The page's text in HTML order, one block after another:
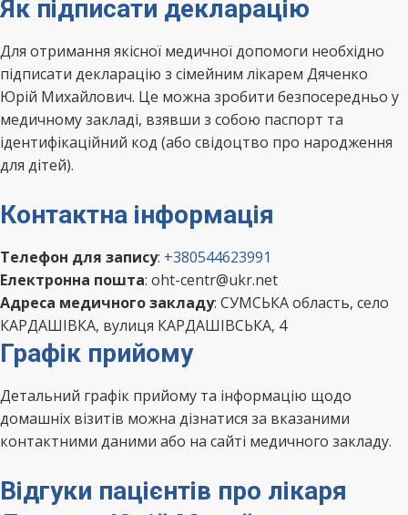
Як підписати декларацію
Для отримання якісної медичної допомоги необхідно
підписати декларацію з сімейним лікарем Дяченко
Юрій Михайлович. Це можна зробити безпосередньо у
медичному закладі, взявши з собою паспорт та
ідентифікаційний код (або свідоцтво про народження
для дітей).
Контактна інформація
Телефон для запису: +380544623991
Електронна пошта: oht-centr@ukr.net
Адреса медичного закладу: СУМСЬКА область, село
КАРДАШІВКА, вулиця КАРДАШІВСЬКА, 4
Графік прийому
Детальний графік прийому та інформацію щодо
домашніх візитів можна дізнатися за вказаними
контактними даними або на сайті медичного закладу.
Відгуки пацієнтів про лікаря